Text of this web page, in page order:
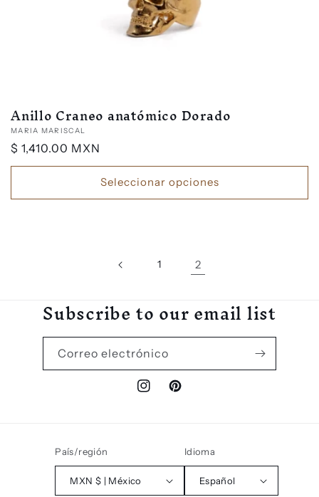
Anillo Craneo anatómico Dorado
Proveedor:
MARIA MARISCAL
Precio
habitual
$ 1,410.00 MXN
Seleccionar opciones
1 2
Subscribe to our email list
Correo electrónico
InstagramPinterest
País/región
MXN $ | México
Idioma
Español